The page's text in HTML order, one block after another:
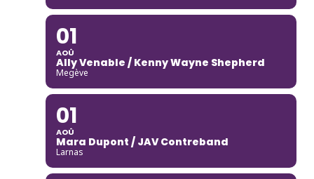
01
AOÛ
Ally Venable / Kenny Wayne Shepherd
Megève
01
AOÛ
Mara Dupont / JAV Contreband
Larnas